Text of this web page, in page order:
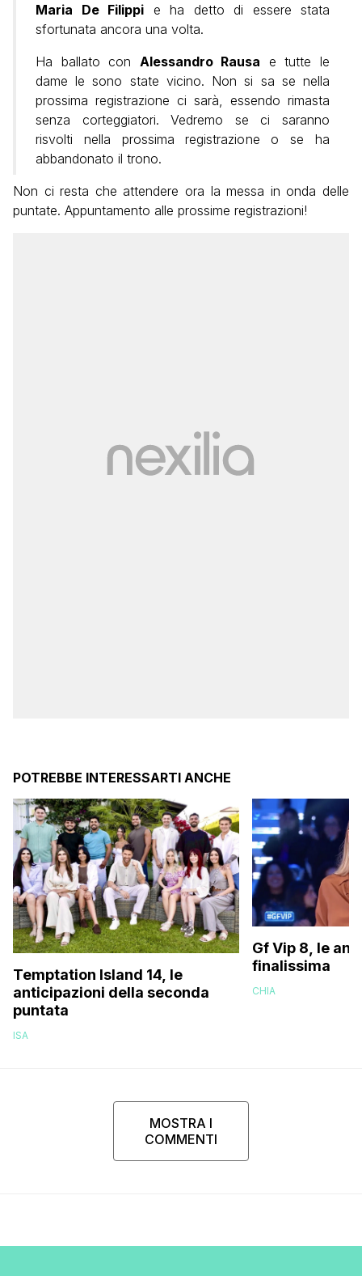
Maria De Filippi e ha detto di essere stata
sfortunata ancora una volta.
Ha ballato con Alessandro Rausa e tutte le
dame le sono state vicino. Non si sa se nella
prossima registrazione ci sarà, essendo rimasta
senza corteggiatori. Vedremo se ci saranno
risvolti nella prossima registrazione o se ha
abbandonato il trono.
Non ci resta che attendere ora la messa in onda delle
puntate. Appuntamento alle prossime registrazioni!
POTREBBE INTERESSARTI ANCHE
Temptation Island 14, le
anticipazioni della seconda
puntata
ISA
Gf Vip 8, le
finalissima
CHIA
MOSTRA I
COMMENTI